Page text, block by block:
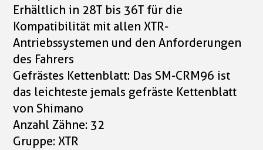
Erhältlich in 28T bis 36T für die
Kompatibilität mit allen XTR-
Antriebssystemen und den Anforderungen
des Fahrers
Gefrästes Kettenblatt: Das SM-CRM96 ist
das leichteste jemals gefräste Kettenblatt
von Shimano
Anzahl Zähne: 32
Gruppe: XTR